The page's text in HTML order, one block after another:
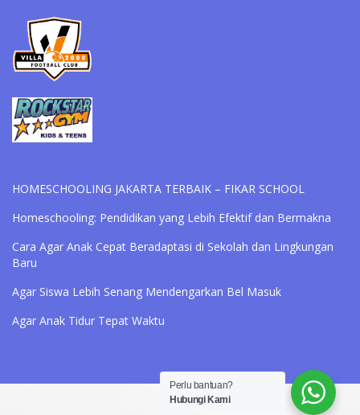
HOMESCHOOLING JAKARTA TERBAIK – FIKAR SCHOOL
Homeschooling: Pendidikan yang Lebih Efektif dan Bermakna
Cara Agar Anak Cepat Beradaptasi di Sekolah dan Lingkungan
Baru
Agar Siswa Lebih Senang Mendengarkan Bel Masuk
Agar Anak Tidur Tepat Waktu
Perlu bantuan?
Hubungi Kami